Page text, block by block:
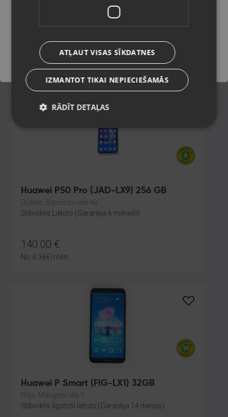
Stāvoklis Lietots (Garantija 6 mēneši)
60.00
2.73€/mēn.
Huawei P50 Pro (JAD-LX9) 256 GB
Dobele, Baznīcas iela 4a
Stāvoklis Lietots (Garantija 6 mēneši)
140.00 €
No 6.36€/mēn.
Huawei P Smart (FIG-LX1) 32GB
Rīga, Mārupes iela 3
Stāvoklis Ilgstoši lietots (Garantija 14 dienas)
Saglabāt
ATĻAUT VISAS SĪKDATNES
IZMANTOT TIKAI NEPIECIEŠAMĀS
RĀDĪT DETAĻAS